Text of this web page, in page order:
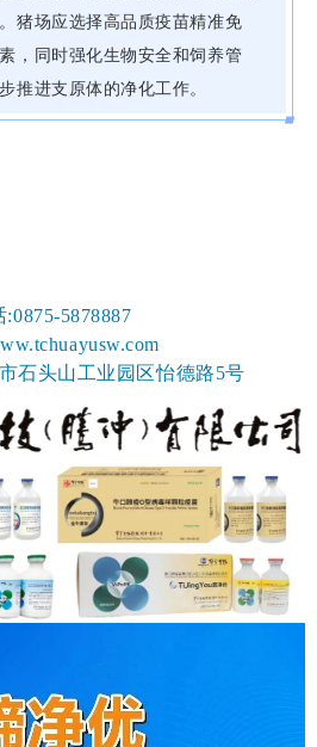
猪场应选择高品质疫苗精准免
，同时强化生物安全和饲养管
推进支原体的净化工作。
:0875-5878887
石头山工业园区怡德路5号